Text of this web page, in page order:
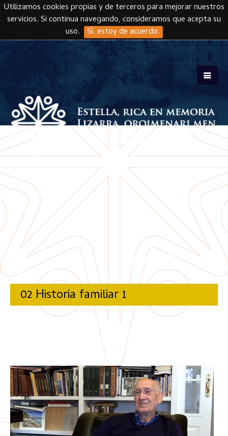
Utilizamos cookies propias y de terceros para mejorar nuestros
servicios. Si continua navegando, consideramos que acepta su
uso. Sí, estoy de acuerdo.
Skip to main content
02 Historia familiar 1